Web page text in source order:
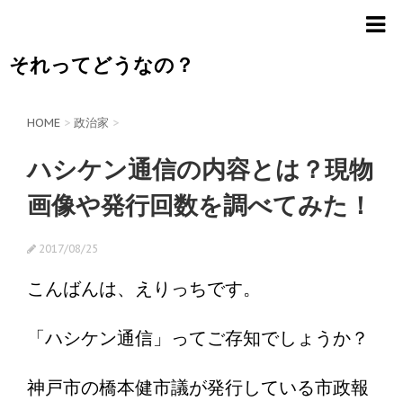
それってどうなの？
HOME > 政治家 >
ハシケン通信の内容とは？現物
画像や発行回数を調べてみた！
2017/08/25
こんばんは、えりっちです。
「ハシケン通信」ってご存知でしょうか？
神戸市の橋本健市議が発行している市政報